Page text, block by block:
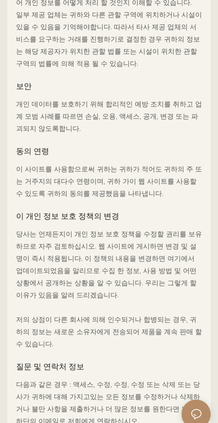
어 개인 정보를 어떻게 처리 할 것인지 이해할 수 있습니다.
일부 제공 업체는 귀하와 다른 관할 구역에 위치하거나 시설이
있을 수 있음을 기억해야합니다. 따라서 타사 제공 업체의 서
비스를 요구하는 거래를 진행하기로 결정한 경우 귀하의 정보
는 해당 제공자가 위치한 관할 법률 또는 시설이 위치한 관할
구역의 법률에 의해 적용 될 수 있습니다.
보안
개인 데이터를 보호하기 위해 합리적인 예방 조치를 취하고 업
계 모범 사례를 따르면 손실, 오용, 액세스, 공개, 변경 또는 파
괴되지 않도록합니다.
동의 연령
이 사이트를 사용함으로써 귀하는 귀하가 적어도 귀하의 주 또
는 거주지의 대다수 연령이며, 귀하 가이 웹 사이트를 사용할
수 있도록 귀하의 동의를 제공했음을 나타냅니다.
이 개인 정보 보호 정책의 변경
당사는 언제든지이 개인 정보 보호 정책을 수정할 권리를 보유
하므로 자주 검토하십시오. 웹 사이트에 게시하면 변경 및 설
명이 즉시 적용됩니다. 이 정책의 내용을 변경하면 여기에서
업데이트되었음을 ​​알리므로 수집 한 정보, 사용 방법 및 어떤
상황에서 공개하는 상황을 알 수 있습니다. 우리는 그렇게 할
이유가 있음을 알려 드리겠습니다.
저의 상점이 다른 회사에 의해 인수되거나 합병되는 경우, 귀
하의 정보는 새로운 소유자에게 전송되어 제품을 계속 판매 할
수 있습니다.
질문 및 연락처 정보
다음과 같은 경우 : 액세스, 수정, 수정, 수정 또는 삭제 또는 당
사가 귀하에 대해 가지고있는 모든 정보를 수정하거나 삭제하
거나 불만 사항을 제출하거나 더 많은 정보를 원한다면 페이지
하단의 이메일로 저희에게 연락하십시오.